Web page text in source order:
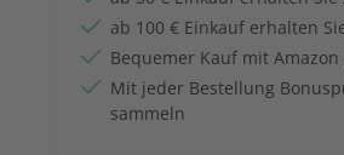
ab 100 € Einkauf erhalten
Bequemer Kauf mit Amazon
Mit jeder Bestellung
sammeln